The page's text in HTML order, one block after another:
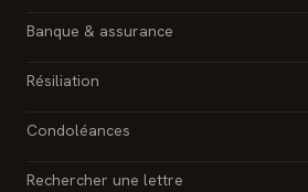
Banque & assurance
Résiliation
Condoléances
Rechercher une lettre